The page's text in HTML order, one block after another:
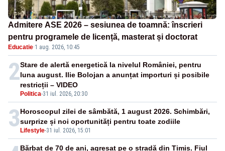
Admitere ASE 2026 – sesiunea de toamnă: înscrieri
pentru programele de licență, masterat și doctorat
Educatie·1 aug. 2026, 10:45
2
Politica-31 iul. 2026, 20:30
Stare de alertă energetică la nivelul României, pentru
luna august. Ilie Bolojan a anunțat importuri și posibile
restricții – VIDEO
3Lifestyle-31 iul. 2026, 15:01
Horoscopul zilei de sâmbătă, 1 august 2026. Schimbări,
surprize și noi oportunități pentru toate zodiile
Bărbat de 70 de ani, agresat pe o stradă din Timiș. Fiul